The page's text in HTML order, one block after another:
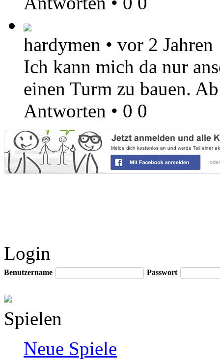
hardymen • vor 2 Jahren
Ich kann mich da nur
einen Turm zu bauen.
Antworten • 0 0
Login
Benutzername Passwort
Spielen
Neue Spiele